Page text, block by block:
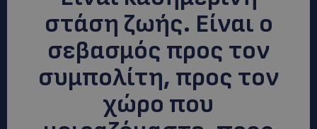
στάση ζωής. Είναι ο
σεβασμός προς τον
συμπολίτη, προς τον
χώρο που